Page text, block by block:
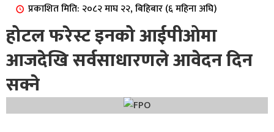
प्रकाशित मिति: २०८२ माघ २२, बिहिबार (६ महिना अघि)
होटल फरेस्ट इनको आईपीओमा
आजदेखि सर्वसाधारणले आवेदन दिन
सक्ने